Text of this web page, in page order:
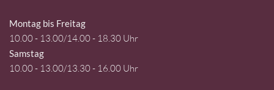
Montag bis Freitag
10.00 - 13.00/14.00 - 18.30 Uhr
Samstag
10.00 - 13.00/13.30 - 16.00 Uhr